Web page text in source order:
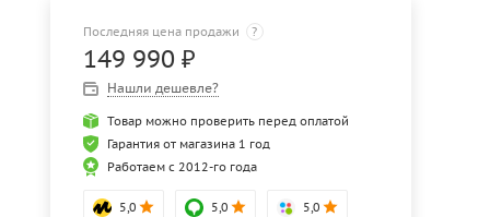
Последняя цена продажи ?
149 990 ₽
Нашли дешевле?
Товар можно проверить перед оплатой
Гарантия от магазина 1 год
Работаем с 2012-го года
5,0 5,0 5,0